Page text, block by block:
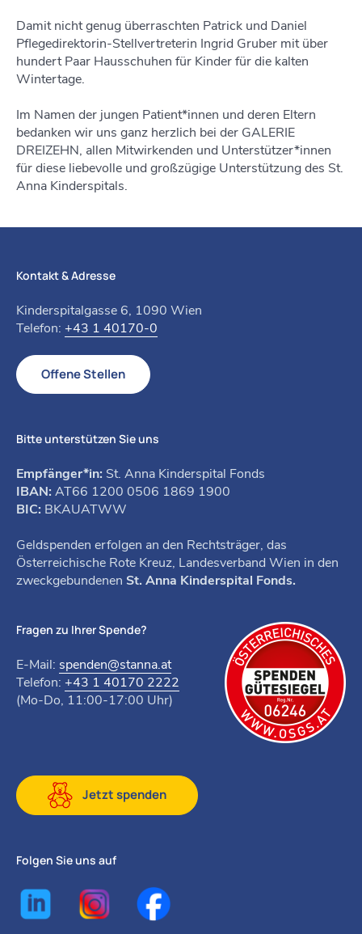
Damit nicht genug überraschten Patrick und Daniel
Pflegedirektorin-Stellvertreterin Ingrid Gruber mit über
hundert Paar Hausschuhen für Kinder für die kalten
Wintertage.
Im Namen der jungen Patient*innen und deren Eltern
bedanken wir uns ganz herzlich bei der GALERIE
DREIZEHN, allen Mitwirkenden und Unterstützer*innen
für diese liebevolle und großzügige Unterstützung des St.
Anna Kinderspitals.
Kontakt & Adresse
Kinderspitalgasse 6, 1090 Wien
Telefon: +43 1 40170-0
Offene Stellen
Bitte unterstützen Sie uns
Empfänger*in: St. Anna Kinderspital Fonds
IBAN: AT66 1200 0506 1869 1900
BIC: BKAUATWW
Geldspenden erfolgen an den Rechtsträger, das
Österreichische Rote Kreuz, Landesverband Wien in den
zweckgebundenen St. Anna Kinderspital Fonds.
Fragen zu Ihrer Spende?
E-Mail: spenden@stanna.at
Telefon: +43 1 40170 2222
(Mo-Do, 11:00-17:00 Uhr)
Jetzt spenden
Folgen Sie uns auf